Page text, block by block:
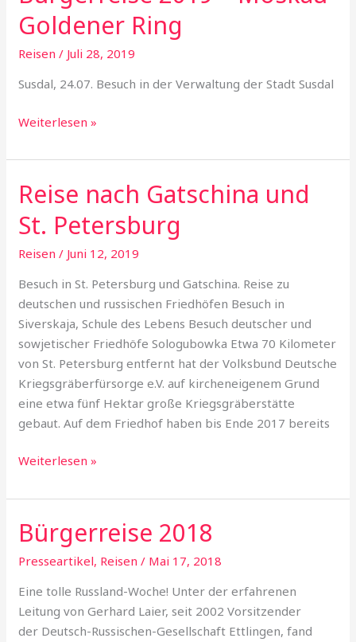
Goldener Ring
Reisen / Juli 28, 2019
Susdal, 24.07. Besuch in der Verwaltung der Stadt Susdal
2019
–
Moskau-
Ring
Weiterlesen »
Reise nach Gatschina und
St. Petersburg
Reisen / Juni 12, 2019
Besuch in St. Petersburg und Gatschina. Reise zu
deutschen und russischen Friedhöfen Besuch in
Siverskaja, Schule des Lebens Besuch deutscher und
sowjetischer Friedhöfe Sologubowka Etwa 70 Kilometer
von St. Petersburg ent­fernt hat der Volksbund Deutsche
Kriegsgräberfürsorge e.V. auf kircheneigenem Grund
eine etwa fünf Hektar große Kriegsgräber­stätte
gebaut. Auf dem Friedhof haben bis Ende 2017 bereits
Reise
nach
Gatschina
und
Petersburg
Weiterlesen »
Bürgerreise 2018
Presseartikel, Reisen / Mai 17, 2018
Eine tolle Russland-Woche! Unter der erfahrenen
Leitung von Gerhard Laier, seit 2002 Vorsitzender
der Deutsch-Russischen-Gesellschaft Ettlingen, fand
Bürgerreise
2018